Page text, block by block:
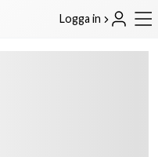
Logga in